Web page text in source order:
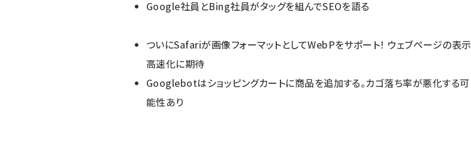
Google社員とBing社員がタッグを組んでSEOを語る
ついにSafariが画像フォーマットとしてWebPをサポート！ ウェブページの表示
高速化に期待
Googlebotはショッピングカートに商品を追加する。カゴ落ち率が悪化する可
能性あり